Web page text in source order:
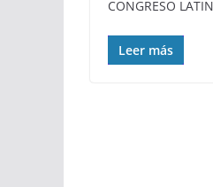
CONGRESO
Leer más